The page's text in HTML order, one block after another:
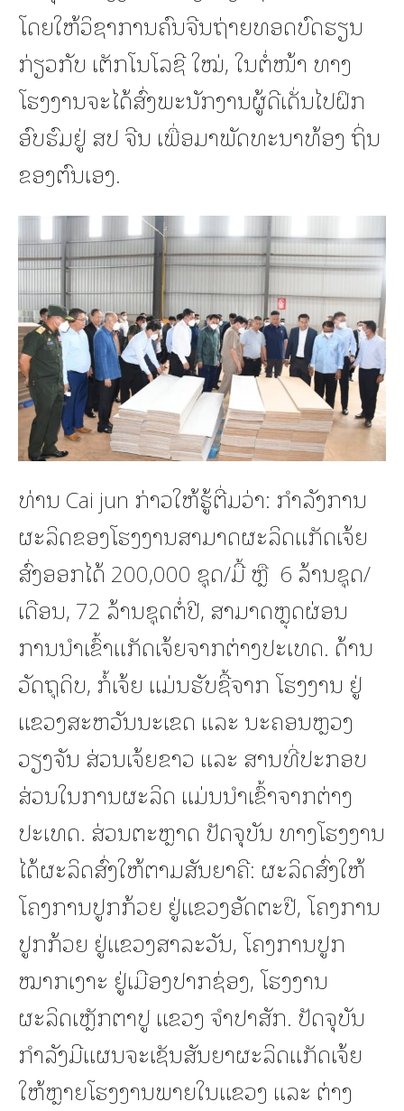
ໂດຍໃຫ້ວິຊາການຄົນຈີນຖ່າຍທອດບົດຮຽນ
ກ່ຽວກັບ ເຕັກໂນໂລຊີ ໃໝ່, ໃນຕໍ່ໜ້າ ທາງ
ໂຮງງານຈະໄດ້ສົ່ງພະນັກງານຜູ້ດີເດັ່ນໄປຝຶກ
ອົບຮົມຢູ່ ສປ ຈີນ ເພື່ອມາພັດທະນາທ້ອງ ຖິ່ນ
ຂອງຕົນເອງ.
ທ່ານ Cai jun ກ່າວໃຫ້ຮູ້ຕື່ມວ່າ: ກໍາລັງການ
ຜະລິດຂອງໂຮງງານສາມາດຜະລິດແກັດເຈ້ຍ
ສົ່ງອອກໄດ້ 200,000 ຊຸດ/ມື້ ຫຼື 6 ລ້ານຊຸດ/
ເດືອນ, 72 ລ້ານຊຸດຕໍ່ປີ, ສາມາດຫຼຸດຜ່ອນ
ການນໍາເຂົ້າແກັດເຈ້ຍຈາກຕ່າງປະເທດ. ດ້ານ
ວັດຖຸດິບ, ກໍ້ເຈ້ຍ ແມ່ນຮັບຊື້ຈາກ ໂຮງງານ ຢູ່
ແຂວງສະຫວັນນະເຂດ ແລະ ນະຄອນຫຼວງ
ວຽງຈັນ ສ່ວນເຈ້ຍຂາວ ແລະ ສານທີ່ປະກອບ
ສ່ວນໃນການຜະລິດ ແມ່ນນໍາເຂົ້າຈາກຕ່າງ
ປະເທດ. ສ່ວນຕະຫຼາດ ປັດຈຸບັນ ທາງໂຮງງານ
ໄດ້ຜະລິດສົ່ງໃຫ້ຕາມສັນຍາຄື: ຜະລິດສົ່ງໃຫ້
ໂຄງການປູກກ້ວຍ ຢູ່ແຂວງອັດຕະປື, ໂຄງການ
ປູກກ້ວຍ ຢູ່ແຂວງສາລະວັນ, ໂຄງການປູກ
ໝາກເງາະ ຢູ່ເມືອງປາກຊ່ອງ, ໂຮງງານ
ຜະລິດເຫຼັກຕາປູ ແຂວງ ຈຳປາສັກ. ປັດຈຸບັນ
ກໍາລັງມີແຜນຈະເຊັນສັນຍາຜະລິດແກັດເຈ້ຍ
ໃຫ້ຫຼາຍໂຮງງານພາຍໃນແຂວງ ແລະ ຕ່າງ